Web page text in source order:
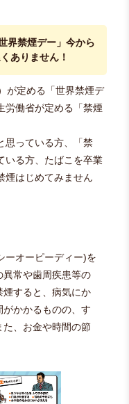
界禁煙デー」今から
ありません！
が定める「世界禁煙デ
労働省が定める「禁煙
思っている方、「禁
いる方、たばこを卒業
煙はじめてみません
ーオーピーディー)を
常や歯周疾患等の
煙すると、病気にか
かかるものの、す
た、お金や時間の節